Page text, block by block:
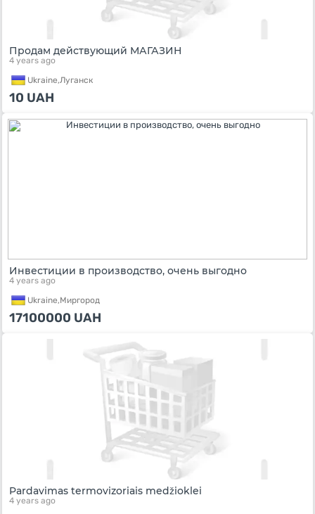
Продам действующий МАГАЗИН
4 years ago
Ukraine,Луганск
10 UAH
Инвестиции в производство, очень выгодно
4 years ago
Ukraine,Миргород
17100000 UAH
Pardavimas termovizoriais medžioklei
4 years ago